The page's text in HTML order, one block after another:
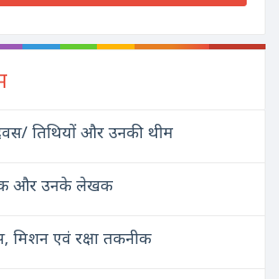
तिथियों और उनकी थीम
और उनके लेखक
मिशन एवं रक्षा तकनीक